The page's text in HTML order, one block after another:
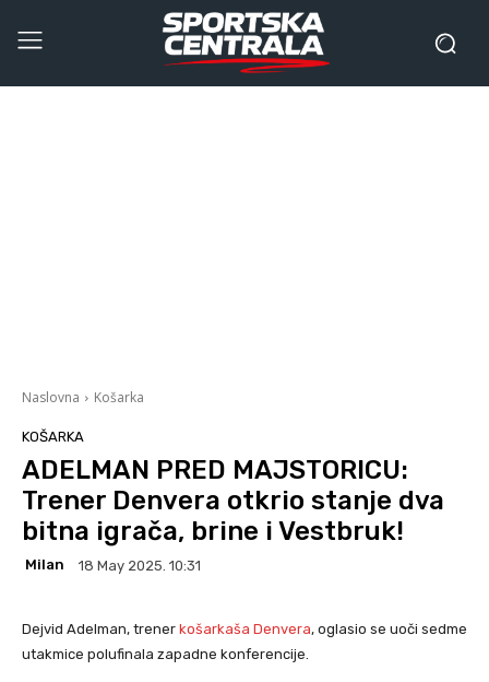
Naslovna Košarka
KOŠARKA
ADELMAN PRED MAJSTORICU:
Trener Denvera otkrio stanje dva
bitna igrača, brine i Vestbruk!
Milan 18 May 2025. 10:31
Dejvid Adelman, trener košarkaša Denvera, oglasio se uoči sedme
utakmice polufinala zapadne konferencije.